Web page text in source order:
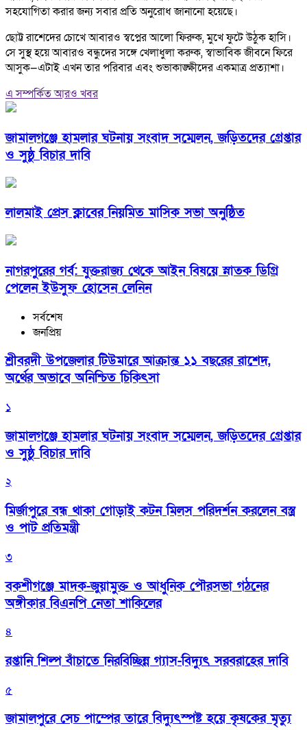
সহযোগিতা করার জন্য সবার প্রতি অনুরোধ জানানো হয়েছে।
ছোট্ট রাশেদের চোখে আবারও স্বপ্নের আলো ফিরুক, মুখে ফুটে উঠুক হাসি।
সে সুস্থ হয়ে আবারও বন্ধুদের সঙ্গে খেলাধুলা করুক, স্বাভাবিক জীবনে ফিরে
আসুক—এটাই এখন তার পরিবার এবং শুভাকাঙ্ক্ষীদের একমাত্র প্রত্যাশা।
এ সম্পর্কিত আরও খবর
জামালগঞ্জে হামলার ঘটনায় সংবাদ সম্মেলন, জড়িতদের গ্রেপ্তার
ও সুষ্ঠু বিচার দাবি
লালমাই প্রেস ক্লাবের নিয়মিত মাসিক সভা অনুষ্ঠিত
নাগরপুরের গর্ব: যুক্তরাজ্য থেকে আইন বিষয়ে স্নাতক ডিগ্রি
পেলেন ইউসুফ হোসেন লেনিন
সর্বশেষ
জনপ্রিয়
শ্রীবরদী উপজেলার টিউমারে আক্রান্ত ১১ বছরের রাশেদ,
অর্থের অভাবে অনিশ্চিত চিকিৎসা
১
জামালগঞ্জে হামলার ঘটনায় সংবাদ সম্মেলন, জড়িতদের গ্রেপ্তার
ও সুষ্ঠু বিচার দাবি
২
মির্জাপুরে বন্ধ থাকা গোড়াই কটন মিলস পরিদর্শন করলেন বস্ত্র
ও পাট প্রতিমন্ত্রী
৩
বকশীগঞ্জে মাদক-জুয়ামুক্ত ও আধুনিক পৌরসভা গঠনের
অঙ্গীকার বিএনপি নেতা শাকিলের
৪
রপ্তানি শিল্প বাঁচাতে নিরবিচ্ছিন্ন গ্যাস-বিদ্যুৎ সরবরাহের দাবি
৫
জামালপুরে সেচ পাম্পের তারে বিদ্যুৎস্পষ্ট হয়ে কৃষকের মৃত্যু